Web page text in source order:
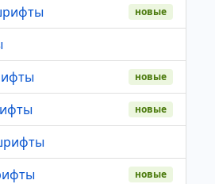
новые
новые
новые
новые